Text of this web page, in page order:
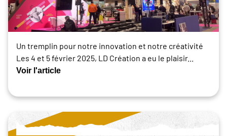
Un tremplin pour notre innovation et notre créativité
Les 4 et 5 février 2025, LD Création a eu le plaisir...
Voir l'article